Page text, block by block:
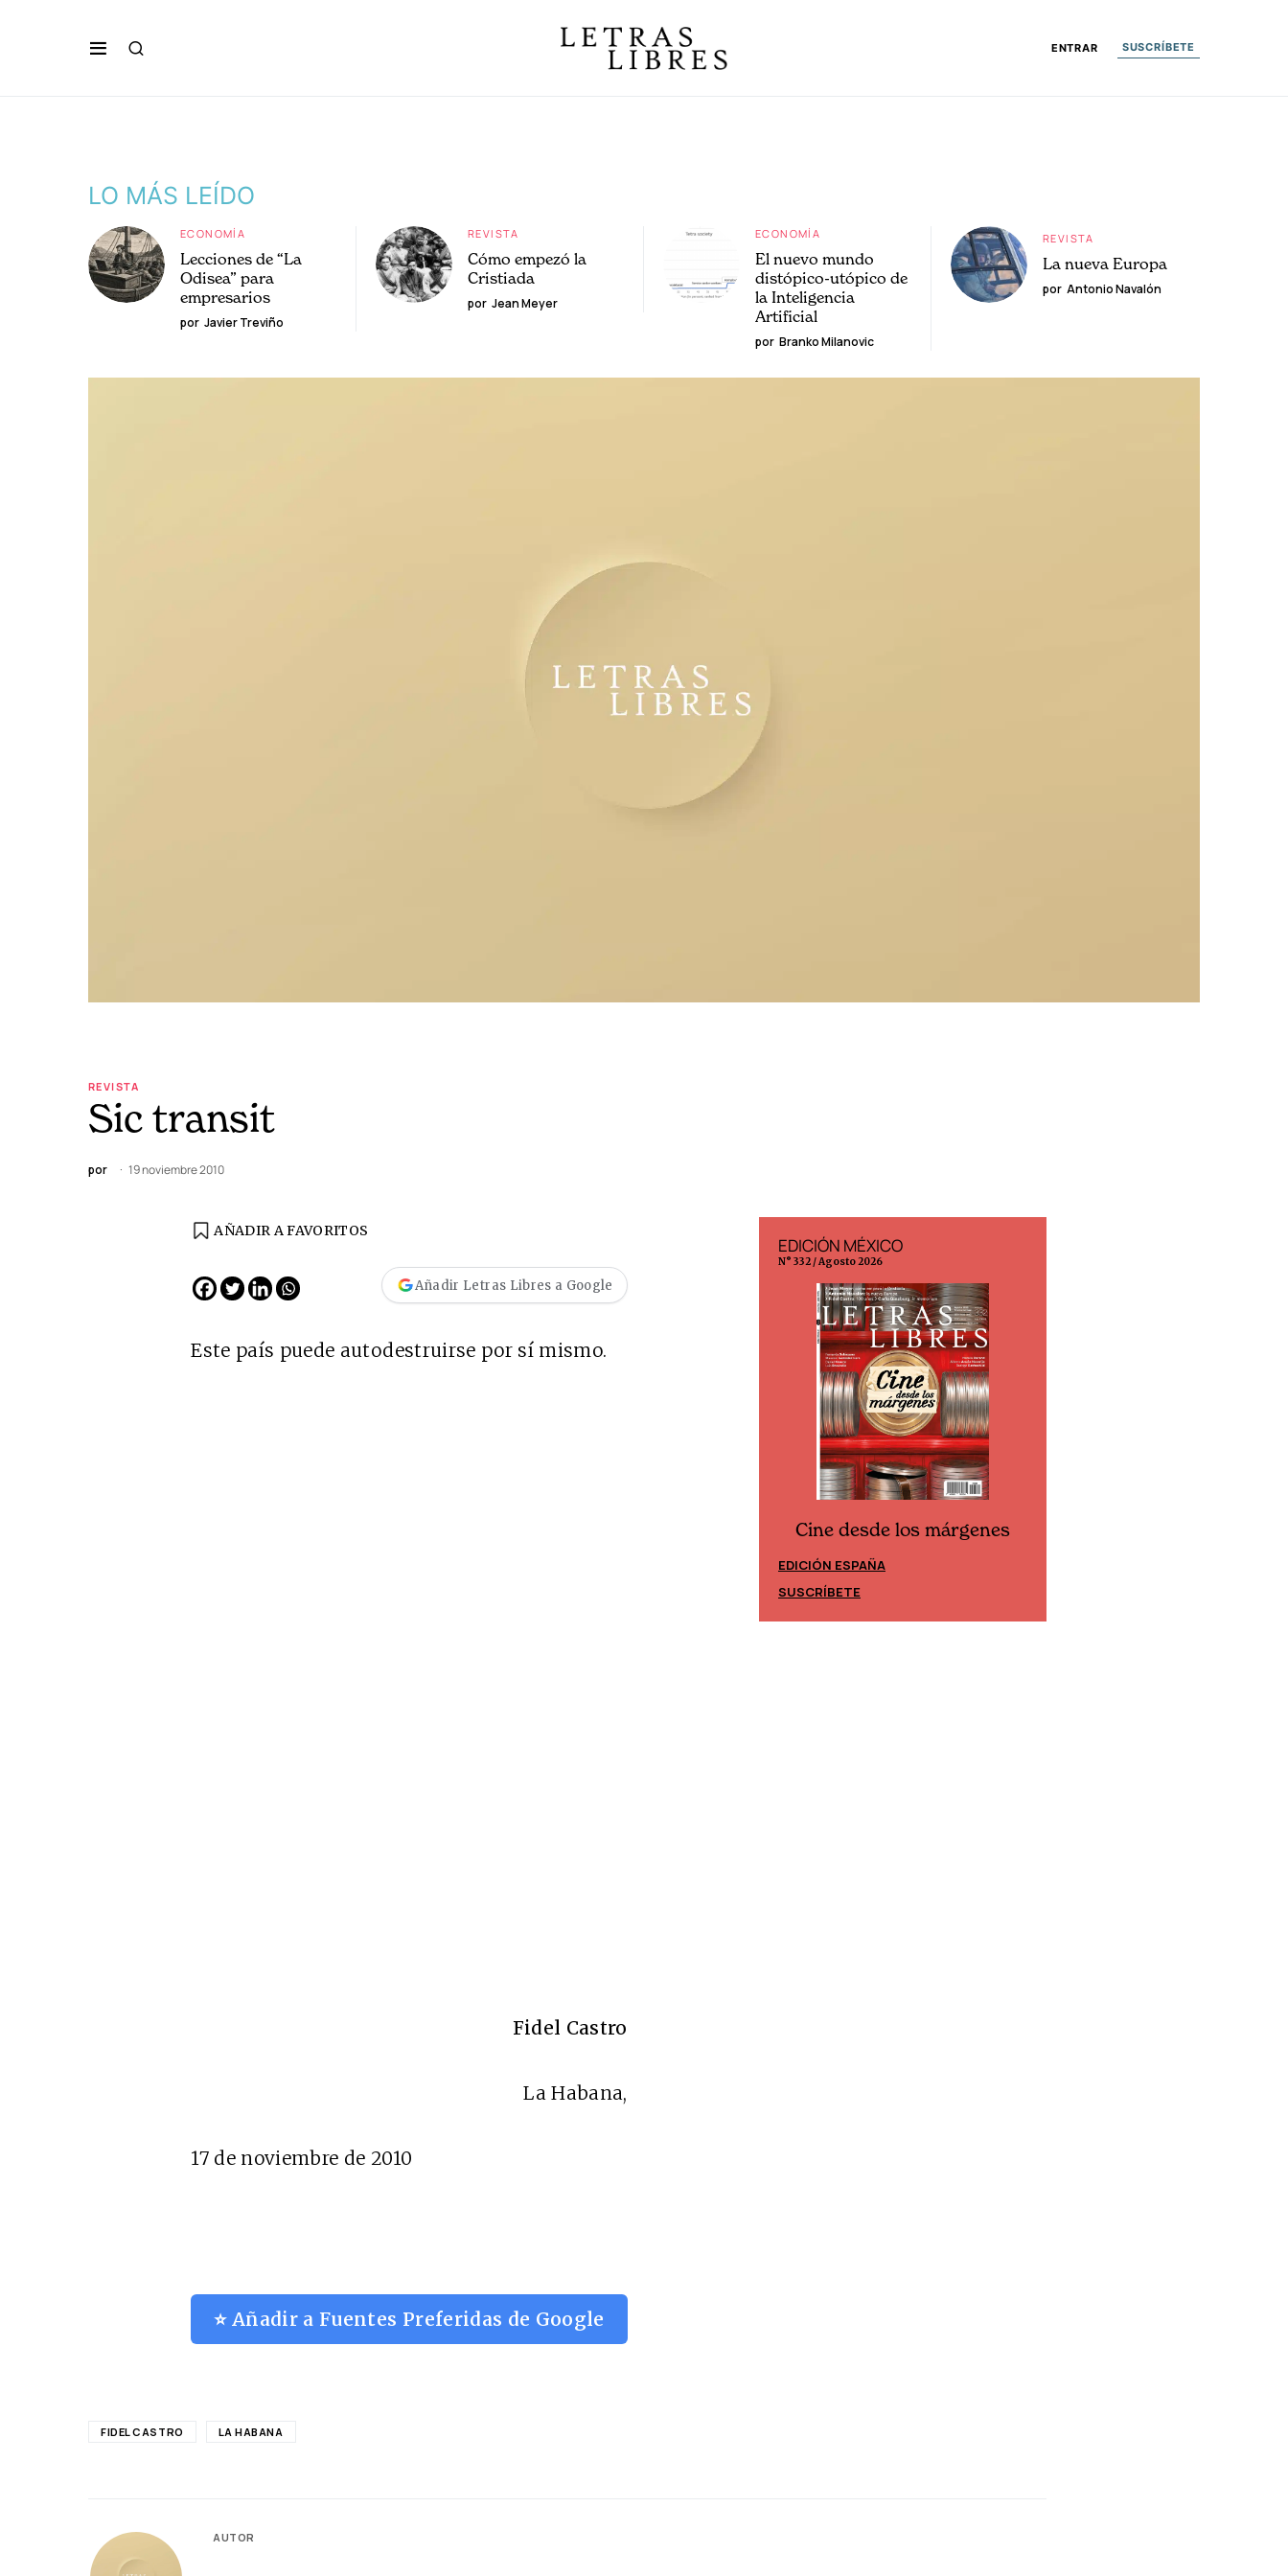
ENTRAR SUSCRÍBETE
LO MÁS LEÍDO
ECONOMÍA
Lecciones de “La
Odisea” para
empresarios
por Javier Treviño
REVISTA
Cómo empezó la
Cristiada
por Jean Meyer
ECONOMÍA
El nuevo mundo
distópico-utópico de
la Inteligencia
Artificial
por Branko Milanovic
REVISTA
La nueva Europa
por Antonio Navalón
REVISTA
Sic transit
por 19 noviembre 2010
AÑADIR A FAVORITOS
Añadir Letras Libres a Google
Este país puede autodestruirse por sí mismo.
Fidel Castro
La Habana,
17 de noviembre de 2010
⭐ Añadir a Fuentes Preferidas de Google
EDICIÓN MÉXICO
N° 332 / Agosto 2026
Cine desde los márgenes
EDICIÓN ESPAÑA
SUSCRÍBETE
FIDEL CASTRO LA HABANA
AUTOR